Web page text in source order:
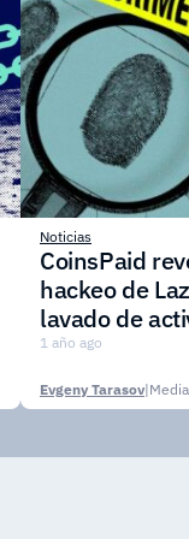
Noticias
CoinsPaid
hackeo de
lavado de
1 año ago
Evgeny Tarasov|